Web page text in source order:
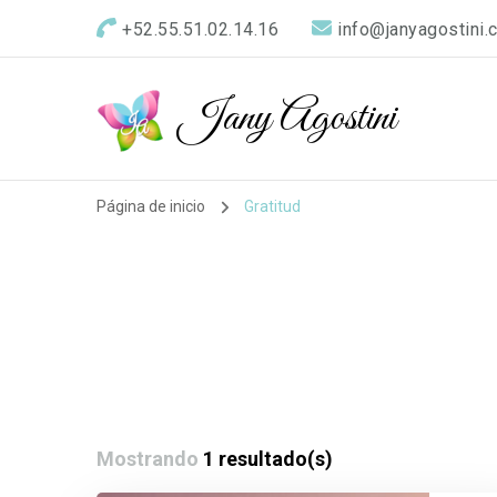
+52.55.51.02.14.16
Jany Agostini
Página de inicio Gratitud
Mostrando 1 resultado(s)